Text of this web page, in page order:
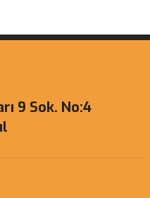
9 Sok. No:4